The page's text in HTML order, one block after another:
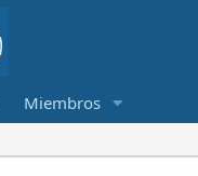
Miembros